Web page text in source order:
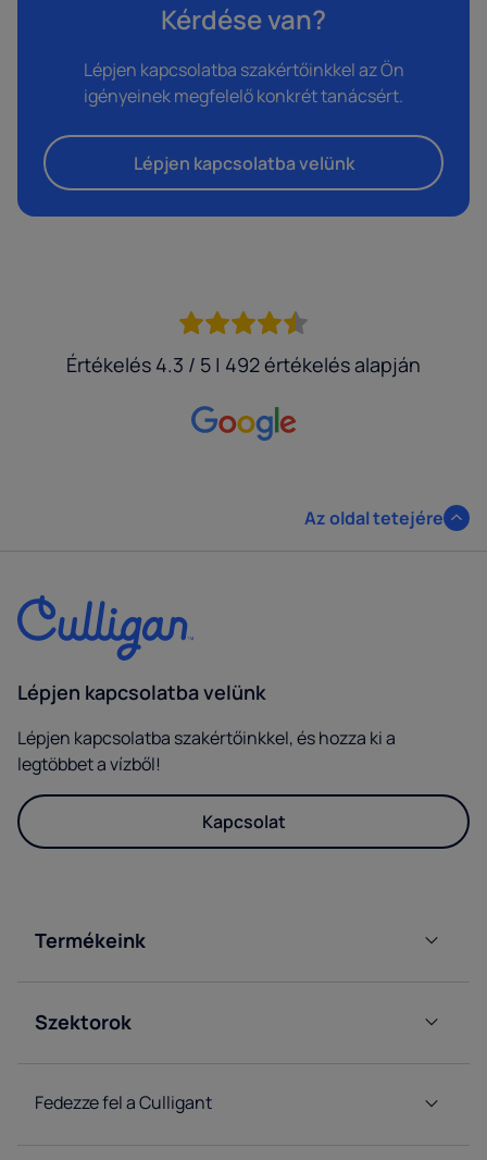
Kérdése van?
Lépjen kapcsolatba szakértőinkkel az Ön
igényeinek megfelelő konkrét tanácsért.
Lépjen kapcsolatba velünk
Értékelés 4.3 / 5 | 492 értékelés alapján
Az oldal tetejére
Lépjen kapcsolatba velünk
Lépjen kapcsolatba szakértőinkkel, és hozza ki a
legtöbbet a vízből!
Kapcsolat
Termékeink
Hálózati
Horeca
Szektorok
Gyárak
Fedezze fel a Culligant